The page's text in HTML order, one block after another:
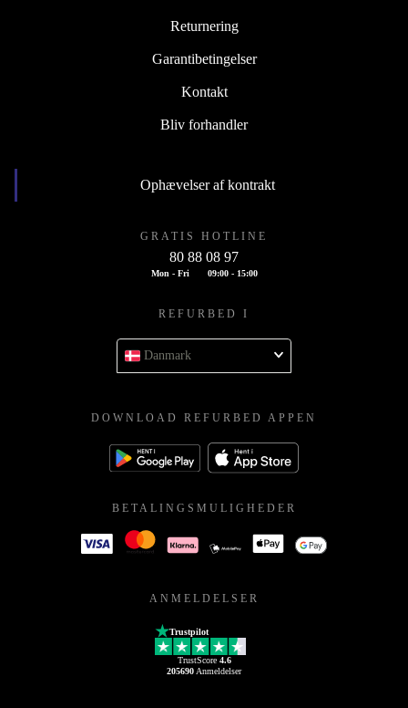
Returnering
Garantibetingelser
Kontakt
Bliv forhandler
Ophævelser af kontrakt
GRATIS HOTLINE
80 88 08 97
Mon - Fri 09:00 - 15:00
REFURBED I
Danmark
DOWNLOAD REFURBED APPEN
BETALINGSMULIGHEDER
ANMELDELSER
Trustpilot
TrustScore 4.6
205690 Anmeldelser